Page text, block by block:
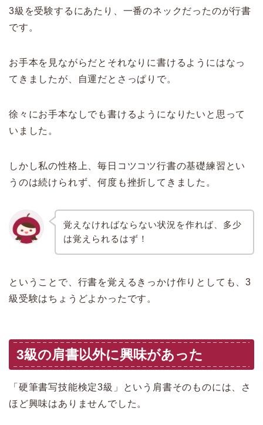
3級を受験するにあたり、一番のネックだったのが行書
です。
お手本を見ながらだとそれなりに書けるようにはなっ
てきましたが、自運だとさっぱりで。
徐々にお手本なしでも書けるようになりたいと思って
いました。
しかし私の性格上、毎日コツコツ行書の基礎練習とい
うのは続けられず、何度も挫折してきました。
覚えなければならない状況を作れば、多少
は覚えられるはず！
ということで、行書を覚えるきっかけ作りとしても、3
級受験はちょうどよかったです。
3級の肩書以外に興味があった
「硬筆書写技能検定3級」という肩書そのものには、さ
ほど興味はありませんでした。